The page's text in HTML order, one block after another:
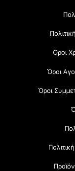
Όροι
Όροι
Όροι